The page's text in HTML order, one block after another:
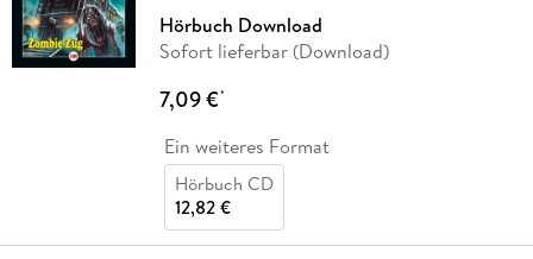
Hörbuch Download
Sofort lieferbar (Download)
7,09 €*
Ein weiteres Format
Hörbuch CD
12,82 €